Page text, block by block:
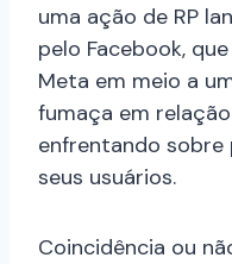
uma ação de RP
pelo Facebook,
Meta em meio a
fumaça em
enfrentando sobre
seus usuários.
Coincidência ou